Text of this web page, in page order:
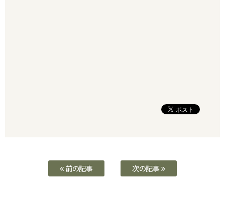
前の記事 次の記事